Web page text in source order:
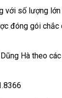
với số lượng
đóng gói chắc
Hà theo